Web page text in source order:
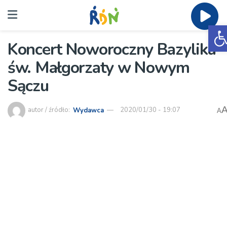
Koncert Noworoczny Bazylika
św. Małgorzaty w Nowym
Sączu
autor / źródło: Wydawca 2020/01/30 - 19:07 A